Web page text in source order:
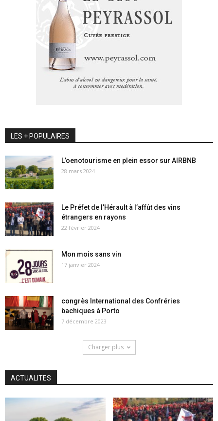
LES + POPULAIRES
L’oenotourisme en plein essor sur AIRBNB
28 mars 2024
Le Préfet de l’Hérault à l’affût des vins
étrangers en rayons
22 février 2024
Mon mois sans vin
17 janvier 2024
congrès International des Confréries
bachiques à Porto
7 décembre 2023
Charger plus
ACTUALITES